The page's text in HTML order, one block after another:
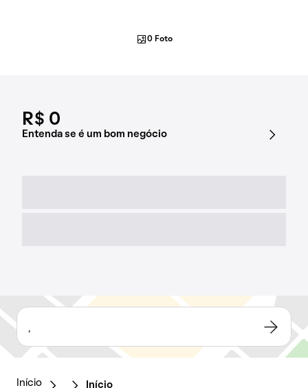
R$ 0
Entenda se é um bom negócio
0 Foto
,
Início Início